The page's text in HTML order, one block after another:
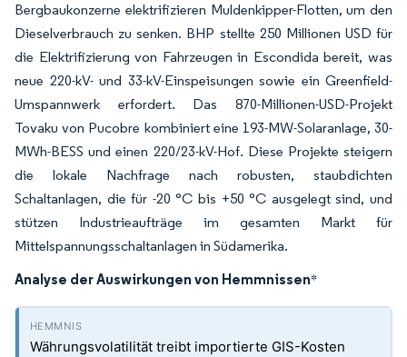
Bergbaukonzerne elektrifizieren Muldenkipper-Flotten, um den
Dieselverbrauch zu senken. BHP stellte 250 Millionen USD für
die Elektrifizierung von Fahrzeugen in Escondida bereit, was
neue 220-kV- und 33-kV-Einspeisungen sowie ein Greenfield-
Umspannwerk erfordert. Das 870-Millionen-USD-Projekt
Tovaku von Pucobre kombiniert eine 193-MW-Solaranlage, 30-
MWh-BESS und einen 220/23-kV-Hof. Diese Projekte steigern
die lokale Nachfrage nach robusten, staubdichten
Schaltanlagen, die für -20 °C bis +50 °C ausgelegt sind, und
stützen Industrieaufträge im gesamten Markt für
Mittelspannungsschaltanlagen in Südamerika.
Analyse der Auswirkungen von Hemmnissen*
Währungsvolatilität treibt importierte GIS-Kosten